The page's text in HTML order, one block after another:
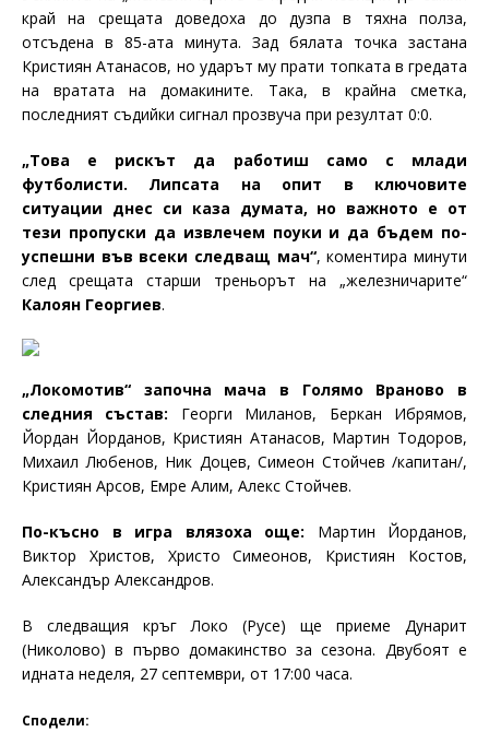
край на срещата доведоха до дузпа в тяхна полза,
отсъдена в 85-ата минута. Зад бялата точка застана
Кристиян Атанасов, но ударът му прати топката в гредата
на вратата на домакините. Така, в крайна сметка,
последният съдийки сигнал прозвуча при резултат 0:0.
„Това е рискът да работиш само с млади
футболисти. Липсата на опит в ключовите
ситуации днес си каза думата, но важното е от
тези пропуски да извлечем поуки и да бъдем по-
успешни във всеки следващ мач“, коментира минути
след срещата старши треньорът на „железничарите“
Калоян Георгиев.
„Локомотив“ започна мача в Голямо Враново в
следния състав: Георги Миланов, Беркан Ибрямов,
Йордан Йорданов, Кристиян Атанасов, Мартин Тодоров,
Михаил Любенов, Ник Доцев, Симеон Стойчев /капитан/,
Кристиян Арсов, Емре Алим, Алекс Стойчев.
По-късно в игра влязоха още: Мартин Йорданов,
Виктор Христов, Христо Симеонов, Кристиян Костов,
Александър Александров.
В следващия кръг Локо (Русе) ще приеме Дунарит
(Николово) в първо домакинство за сезона. Двубоят е
идната неделя, 27 септември, от 17:00 часа.
Сподели: